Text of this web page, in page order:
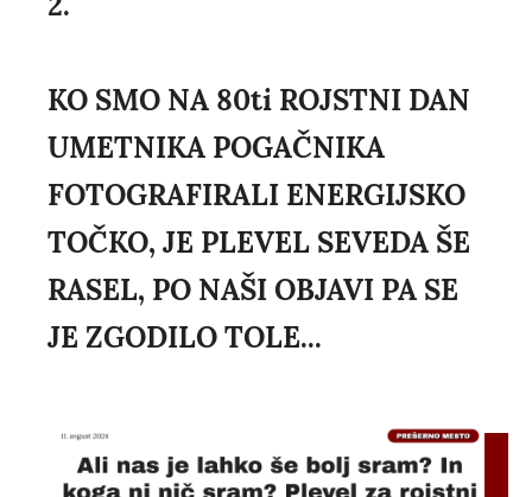
KO SMO NA 80ti ROJSTNI DAN
UMETNIKA POGAČNIKA
FOTOGRAFIRALI ENERGIJSKO
TOČKO, JE PLEVEL SEVEDA ŠE
RASEL, PO NAŠI OBJAVI PA SE
JE ZGODILO TOLE...